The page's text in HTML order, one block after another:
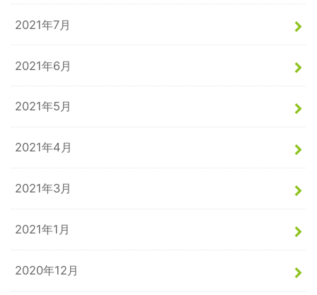
2021年7月
2021年6月
2021年5月
2021年4月
2021年3月
2021年1月
2020年12月